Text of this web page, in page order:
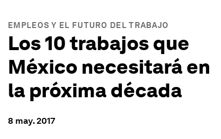
EMPLEOS Y EL FUTURO DEL TRABAJO
Los 10 trabajos que
México necesitará en
la próxima década
8 may. 2017